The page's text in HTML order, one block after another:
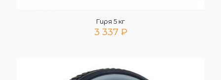
Гиря 5 кг
3 337 ₽